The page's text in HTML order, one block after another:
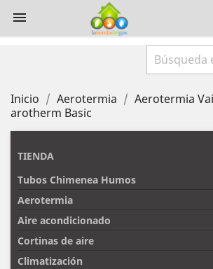

Inicio Aerotermia
Aerotermia
arotherm Basic
TIENDA
Tubos Chimenea Humos
Aerotermia
Aire acondicionado
Cortinas de aire
Climatización